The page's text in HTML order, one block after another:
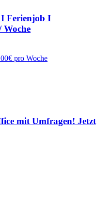
Ferienjob I
Woche
pro Woche
mit Umfragen! Jetzt